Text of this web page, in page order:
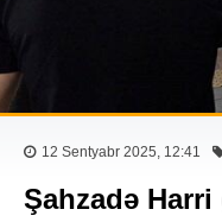
12 Sentyabr 2025, 12:41
Şahzadə